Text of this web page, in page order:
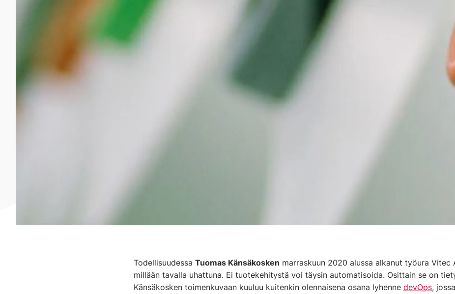
Todellisuudessa Tuomas Känsäkosken marraskuun 2020 alussa alkanut työura Vitec
millään tavalla uhattuna. Ei tuotekehitystä voi täysin automatisoida. Osittain se on
Känsäkosken toimenkuvaan kuuluu kuitenkin olennaisena osana lyhenne devOps,